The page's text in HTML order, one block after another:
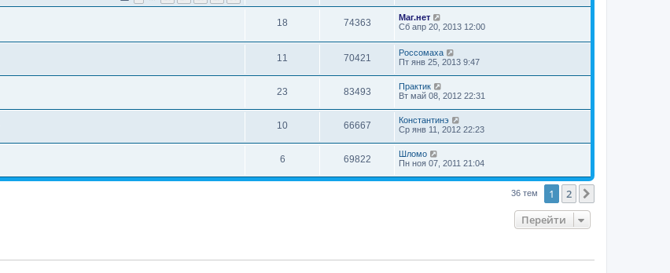
18 74363
Маг.нет
Сб апр 20, 2013 12:00
11 70421
Россомаха
Пт янв 25, 2013 9:47
23 83493
Практик
Вт май 08, 2012 22:31
10 66667
Константинэ
Ср янв 11, 2012 22:23
6 69822
Шломо
Пн ноя 07, 2011 21:04
36 тем 1 2
Перейти